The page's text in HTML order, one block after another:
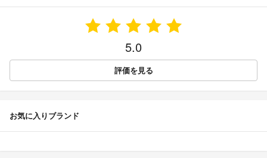
5.0
評価を見る
お気に入りブランド